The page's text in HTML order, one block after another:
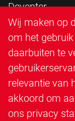
Deventer
Epe
Sittard
Triangle Infra
Triangle
Utrecht
Veenendaal
Zutphen
Wij maken op
om het
daarbuiten te
relevantie van
akkoord om
ons privacy